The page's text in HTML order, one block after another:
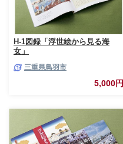
H-1図録「浮世絵から見る海
女」
三重県鳥羽市
5,000円